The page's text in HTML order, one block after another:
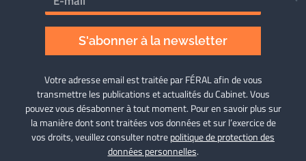
S'abonner à la newsletter
Votre adresse email est traitée par FÉRAL afin de vous
transmettre les publications et actualités du Cabinet. Vous
pouvez vous désabonner à tout moment. Pour en savoir plus sur
la manière dont sont traitées vos données et sur l’exercice de
vos droits, veuillez consulter notrepolitique de protection des
données personnelles.